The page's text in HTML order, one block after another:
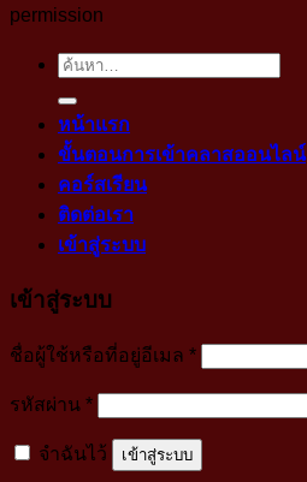
permission
ค้นหา:
หน้าแรก
ขั้นตอนการเข้าคลาสออนไลน์
คอร์สเรียน
ติดต่อเรา
เข้าสู่ระบบ
เข้าสู่ระบบ
ชื่อผู้ใช้หรือที่อยู่อีเมล *บังคับ
รหัสผ่าน *บังคับ
จำฉันไว้
เข้าสู่ระบบ